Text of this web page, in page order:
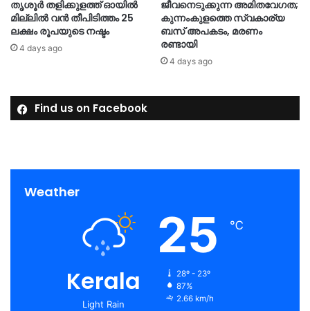
തൃശൂര്‍ തളിക്കുളത്ത് ഓയില്‍
മില്ലില്‍ വൻ തീപിടിത്തം 25
ലക്ഷം രൂപയുടെ നഷ്ടം
4 days ago
ജീവനെടുക്കുന്ന അമിതവേഗത;
കുന്നംകുളത്തെ സ്വകാര്യ
ബസ് അപകടം, മരണം
രണ്ടായി
4 days ago
Find us on Facebook
Weather
Kerala
Light Rain
25 ℃
28º - 23º
87%
2.66 km/h